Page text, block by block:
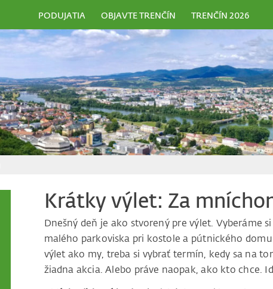
PODUJATIA OBJAVTE TRENČÍN TRENČÍN 2026
Krátky výlet: Za
Dnešný deň je ako stvorený pre výlet. Vyberáme
malého parkoviska pri kostole a pútnického
výlet ako my, treba si vybrať termín, kedy sa na
žiadna akcia. Alebo práve naopak, ako kto chce.